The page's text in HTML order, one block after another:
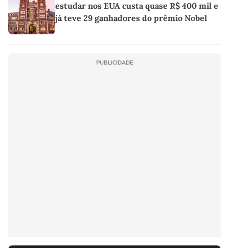
estudar nos EUA custa quase R$ 400 mil e
já teve 29 ganhadores do prêmio Nobel
PUBLICIDADE